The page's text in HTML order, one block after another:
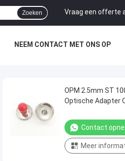
Vraag een offerte
Zoeken
NEEM CONTACT MET ONS OP
OPM 2.5mm ST
Optische Adapter
Contact
Meer